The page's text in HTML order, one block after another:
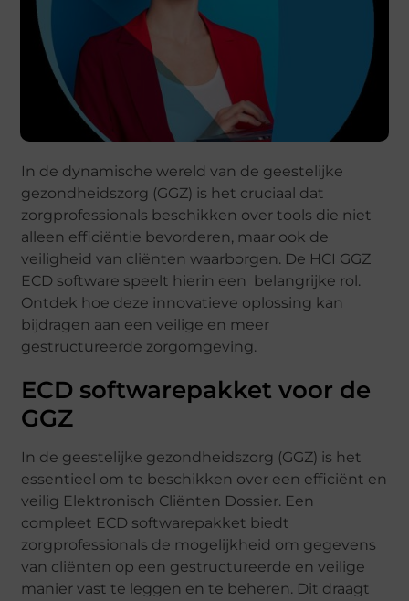
In de dynamische wereld van de geestelijke
gezondheidszorg (GGZ) is het cruciaal dat
zorgprofessionals beschikken over tools die niet
alleen efficiëntie bevorderen, maar ook de
veiligheid van cliënten waarborgen. De HCI GGZ
ECD software speelt hierin een belangrijke rol.
Ontdek hoe deze innovatieve oplossing kan
bijdragen aan een veilige en meer
gestructureerde zorgomgeving.
ECD softwarepakket voor de
GGZ
In de geestelijke gezondheidszorg (GGZ) is het
essentieel om te beschikken over een efficiënt en
veilig Elektronisch Cliënten Dossier. Een
compleet ECD softwarepakket biedt
zorgprofessionals de mogelijkheid om gegevens
van cliënten op een gestructureerde en veilige
manier vast te leggen en te beheren. Dit draagt